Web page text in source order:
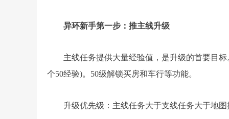
异环新手第一步：推主线升级
主线任务提供大量经验值，是升级的首要目
个50经验)。50级解锁买房和车行等功能。
升级优先级：主线任务大于支线任务大于地